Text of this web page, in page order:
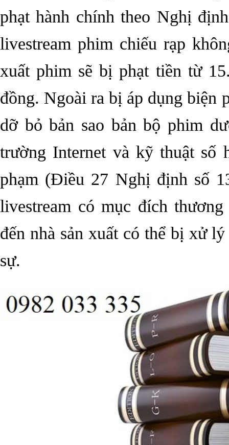
phạt hành chính theo Nghị
livestream phim chiếu rạp
xuất phim sẽ bị phạt tiền từ
đồng. Ngoài ra bị áp dụng biện
dỡ bỏ bản sao bản bộ phim
trường Internet và kỹ thuật số
phạm (Điều 27 Nghị định số
livestream có mục đích
đến nhà sản xuất có thể bị xử
sự.